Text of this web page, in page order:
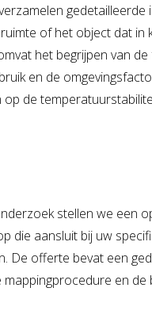
gedetailleerde
of het object dat in
het begrijpen van de
en de
op de
stellen we een
die aansluit bij uw
De offerte bevat een
mappingprocedure en de